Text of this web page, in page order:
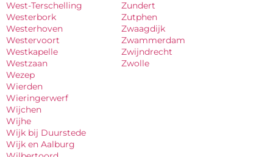
West-Terschelling
Westerbork
Westerhoven
Westervoort
Westkapelle
Westzaan
Wezep
Wierden
Wieringerwerf
Wijchen
Wijhe
Wijk bij Duurstede
Wijk en Aalburg
Zundert
Zutphen
Zwaagdijk
Zwammerdam
Zwijndrecht
Zwolle